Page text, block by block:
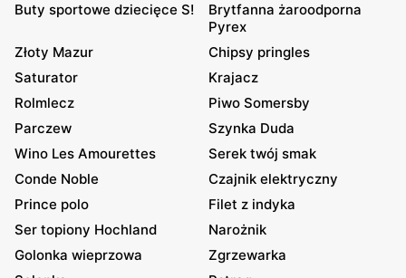
Buty sportowe dziecięce S!
Brytfanna żaroodporna
Pyrex
Złoty Mazur
Chipsy pringles
Saturator
Krajacz
Rolmlecz
Piwo Somersby
Parczew
Szynka Duda
Wino Les Amourettes
Serek twój smak
Conde Noble
Czajnik elektryczny
Prince polo
Filet z indyka
Ser topiony Hochland
Narożnik
Golonka wieprzowa
Zgrzewarka